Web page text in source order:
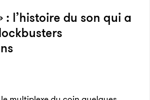
: l’histoire du son qui a